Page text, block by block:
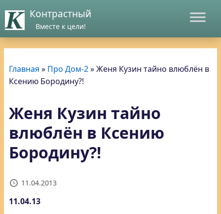
Контрастный
Вместе к цели!
Главная » Про Дом-2»Женя Кузин тайно влюблён в
Ксению Бородину?!
Женя Кузин тайно
влюблён в Ксению
Бородину?!
11.04.2013
11.04.13